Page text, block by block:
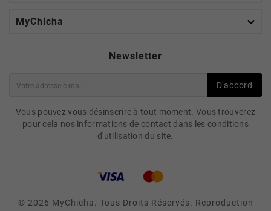
MyChicha 
Newsletter
D'accord
Vous pouvez vous désinscrire à tout moment. Vous trouverez
pour cela nos informations de contact dans les conditions
d'utilisation du site.
© 2026 MyChicha. Tous Droits Réservés. Reproduction